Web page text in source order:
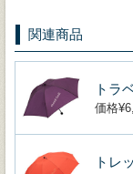
関連商品
トラ
価格
トレ